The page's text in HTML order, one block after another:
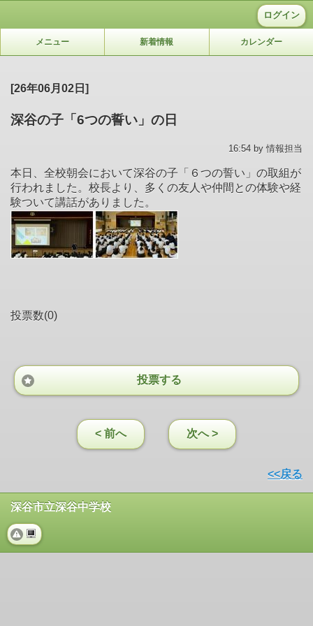
ログイン
メニュー 新着情報 カレンダー
[26年06月02日]
深谷の子「6つの誓い」の日
16:54 by 情報担当
本日、全校朝会において深谷の子「６つの誓い」の取組が
行われました。校長より、多くの友人や仲間との体験や経
験ついて講話がありました。
投票数(0)
投票する
< 前へ 次へ >
<<戻る
深谷市立深谷中学校